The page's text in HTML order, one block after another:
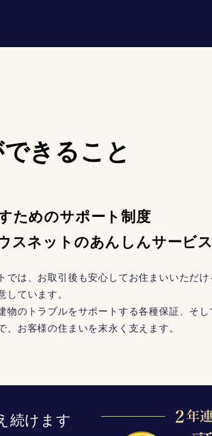
できること
ためのサポート制度
スネットのあんしんサービ
では、お取引後も安心してお住まいいただ
しています。
物のトラブルをサポートする各種保証、そ
、お客様の住まいを末永く支えます。
続けます